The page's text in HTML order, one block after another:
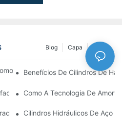
NEWS
Capa
Blog
Funciona & Aplicações Comuns
Benefícios De Cilindros De
Reduzindo O Impacto &
Como A Tecnologia De
De Neve: Principais Recursos
Cilindros Hidráulicos De Aço